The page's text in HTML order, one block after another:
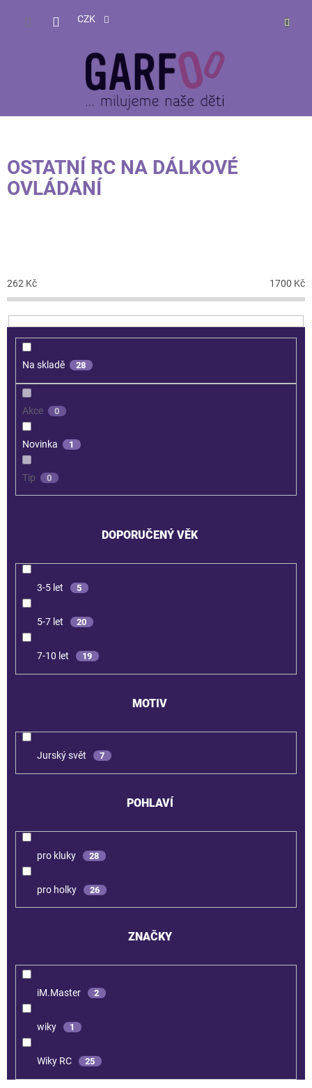
CZK
OSTATNÍ RC NA DÁLKOVÉ
OVLÁDÁNÍ
262 Kč 1700 Kč
Na skladě 28
Akce 0
Novinka 1
Tip 0
ZNAČKY
iM.Master 2
wiky 1
Wiky RC 25
DOPORUČENÝ VĚK
3-5 let 5
5-7 let 20
7-10 let 19
MOTIV
Jurský svět 7
POHLAVÍ
pro kluky 28
pro holky 26